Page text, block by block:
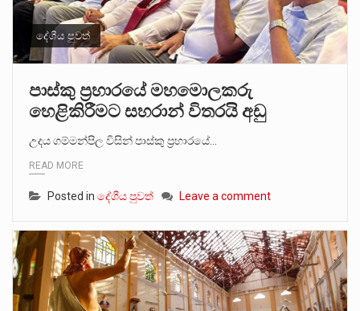
දේශීය පුවත්
පාස්කු ප්‍රහාරයේ මහමොලකරු
හෙළිකිරීමට සහරාන් විතරයි අඩු
උදය ගම්මන්පිල විසින් පාස්කු ප්‍රහාරයේ…
READ MORE
Posted in දේශීය පුවත් Leave a comment